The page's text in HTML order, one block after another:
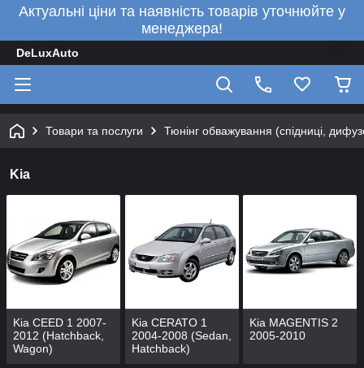
Актуальні ціни та наявність товарів уточнюйте у
менеджера!
DeLuxAuto
Товари та послуги Тюнінг обважування (спідниці,
Kia
Kia CEED 1 2007-
2012 (Hatchback,
Wagon)
Kia CERATO 1
2004-2008 (Sedan,
Hatchback)
Kia MAGENTIS 2
2005-2010